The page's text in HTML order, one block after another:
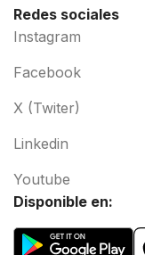
Redes sociales
Instagram
Facebook
X (Twiter)
Linkedin
Youtube
Disponible en: